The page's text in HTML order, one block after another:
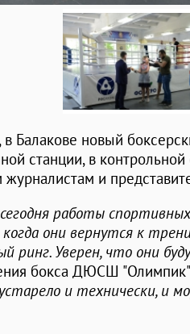
Балакове новый
станции, в
и
работы
они вернутся к
ринг. Уверен, что они
бокса ДЮСШ "Олимпик"
и технически, и